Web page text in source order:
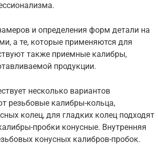
и определения форм детали на
а те, которые применяются для
также приемные калибры,
продукции.
несколько вариантов
резьбовые калибры-кольца,
колец, для гладких колец подходят
пробки конусные. Внутренняя
конусных калибров-пробок.